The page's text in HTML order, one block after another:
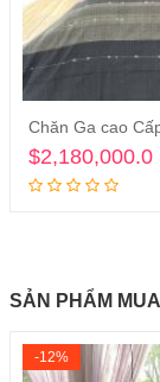
Chăn Ga cao
$2,180,000.0
SẢN PHẨM
-12%